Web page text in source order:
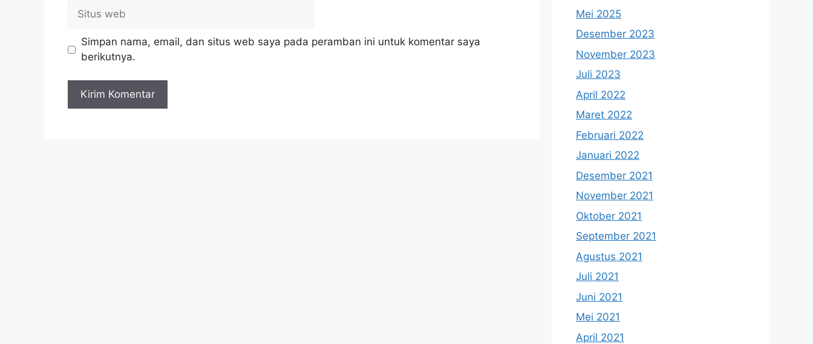
Situs
web
Simpan nama, email, dan situs web saya pada peramban ini untuk komentar saya
berikutnya.
Mei 2025
Desember 2023
November 2023
Juli 2023
April 2022
Maret 2022
Februari 2022
Januari 2022
Desember 2021
November 2021
Oktober 2021
September 2021
Agustus 2021
Juli 2021
Juni 2021
Mei 2021
April 2021